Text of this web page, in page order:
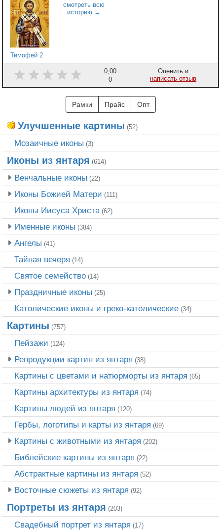
Тимофей 2
0,00
0
Оценить и
написать отзыв
Рамки Прайс Опт
Улучшенные картины (52)
Мозаичные иконы (3)
Иконы из янтаря (614)
Венчальные иконы (22)
Иконы Божией Матери (111)
Иконы Иисуса Христа (62)
Именные иконы (384)
Ангелы (41)
Тайная вечеря (14)
Святое семейство (14)
Праздничные иконы (25)
Католические иконы и греко-католические (34)
Картины (757)
Пейзажи (124)
Репродукции картин из янтаря (38)
Картины с цветами и натюрморты из янтаря (65)
Картины архитектуры из янтаря (74)
Картины людей из янтаря (120)
Гербы, логотипы и карты из янтаря (69)
Картины с животными из янтаря (202)
Библейские картины из янтаря (22)
Абстрактные картины из янтаря (52)
Восточные сюжеты из янтаря (92)
Портреты из янтаря (203)
Свадебный портрет из янтаря (17)